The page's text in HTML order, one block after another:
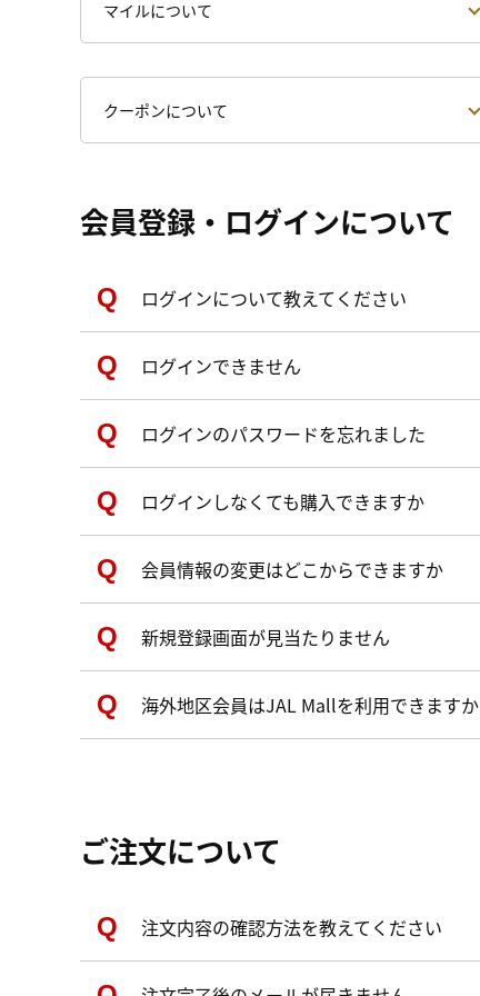
マイルについて
クーポンについて
会員登録・ログインについて
ログインについて教えてください
ログインできません
ログインのパスワードを忘れました
ログインしなくても購入できますか
会員情報の変更はどこからできますか
新規登録画面が見当たりません
海外地区会員はJAL Mallを利用できますか
ご注文について
注文内容の確認方法を教えてください